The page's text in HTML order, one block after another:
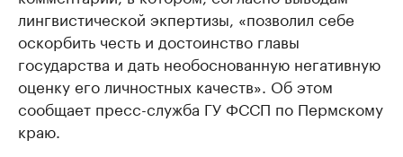
лингвистической экпертизы, «позволил себе
оскорбить честь и достоинство главы
государства и дать необоснованную негативную
оценку его личностных качеств». Об этом
сообщает пресс-служба ГУ ФССП по Пермскому
краю.